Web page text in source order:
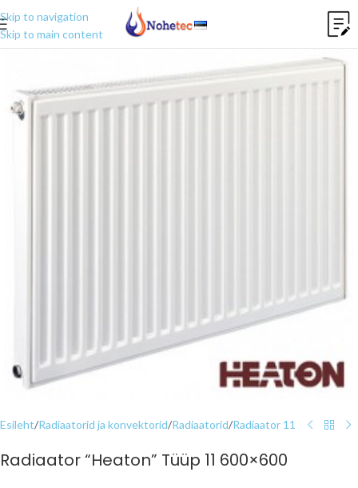
Skip to navigation
Skip to main content
Esileht/Radiaatorid ja konvektorid/Radiaatorid/Radiaator 11
Radiaator “Heaton” Tüüp 11 600×600